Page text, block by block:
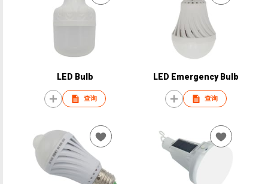
LED Bulb
查询
LED Emergency Bulb
查询